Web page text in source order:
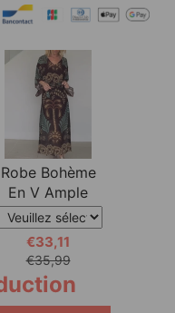
Robe Bohème
En V Ample
€33,11
€35,99